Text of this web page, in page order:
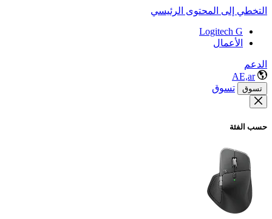
التخطي إلى المحتوى الرئيسي
Logitech G
الأعمال
الدعم
AE,ar
تسوق تسوق
حسب الفئة